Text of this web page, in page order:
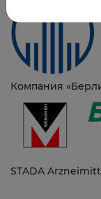
Компания
STADA